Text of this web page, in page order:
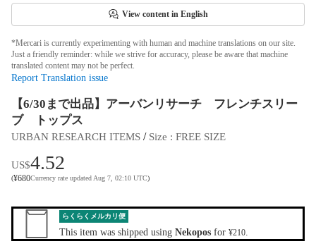
View content in English
*Mercari is currently experimenting with human and machine translations on our site.
Just a friendly reminder: while we strive for accuracy, please be aware that machine
translated content may not be perfect.
Report Translation issue
【6/30まで出品】アーバンリサーチ フレンチスリー
ブ トップス
URBAN RESEARCH ITEMS / Size : FREE SIZE
US$4.52
(¥680Currency rate updated Aug 7, 02:10 UTC)
らくらくメルカリ便
This item was shipped using Nekopos for ¥210